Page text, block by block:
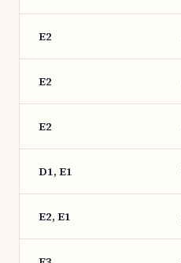
E2
E2
E2
D1, E1
E2, E1